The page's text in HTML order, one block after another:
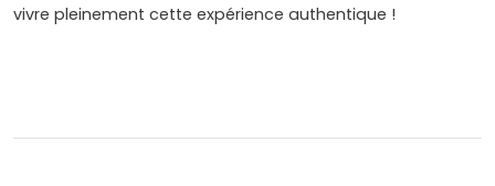
vivre pleinement cette expérience authentique !